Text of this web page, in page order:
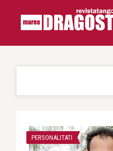
PERSONALITATI